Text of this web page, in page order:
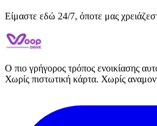
Είμαστε εδώ 24/7, όποτε μας
Ο πιο γρήγορος τρόπος ενοικίασης
Χωρίς πιστωτική κάρτα. Χωρίς